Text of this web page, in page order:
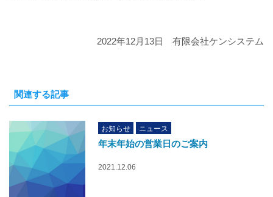
2022年12月13日 有限会社ケンシステム
関連する記事
お知らせ ニュース
年末年始の営業日のご案内
2021.12.06